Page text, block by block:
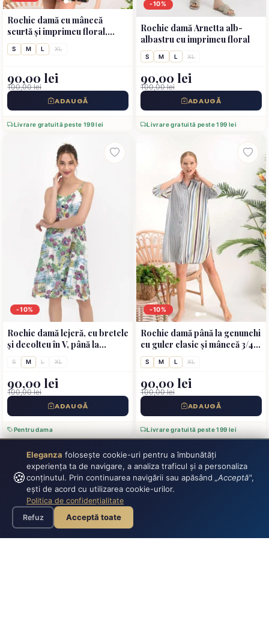
Rochie damă cu mânecă
scurtă și imprimeu floral,
culoare negru
S M L XL
90,00 lei
100,00 lei
ADAUGĂ
Livrare gratuită peste 199 lei
-10%
Rochie damă Arnetta alb-
albastru cu imprimeu floral
S M L XL
90,00 lei
100,00 lei
ADAUGĂ
Livrare gratuită peste 199 lei
-10%
Rochie damă lejeră, cu bretele
și decolteu în V, până la
genunchi, imprimeu floral
delicat
S M L XL
90,00 lei
100,00 lei
ADAUGĂ
Pentru dama
-10%
Rochie damă până la genunchi
cu guler clasic și mânecă 3/4,
model în dungi multicolore
S M L XL
90,00 lei
100,00 lei
ADAUGĂ
Livrare gratuită peste 199 lei
🍪
Eleganza folosește cookie-uri pentru a îmbunătăți
experiența ta de navigare, a analiza traficul și a personaliza
conținutul. Prin continuarea navigării sau apăsând „Acceptă",
ești de acord cu utilizarea cookie-urilor.
Politica de confidențialitate
Refuz
Acceptă toate